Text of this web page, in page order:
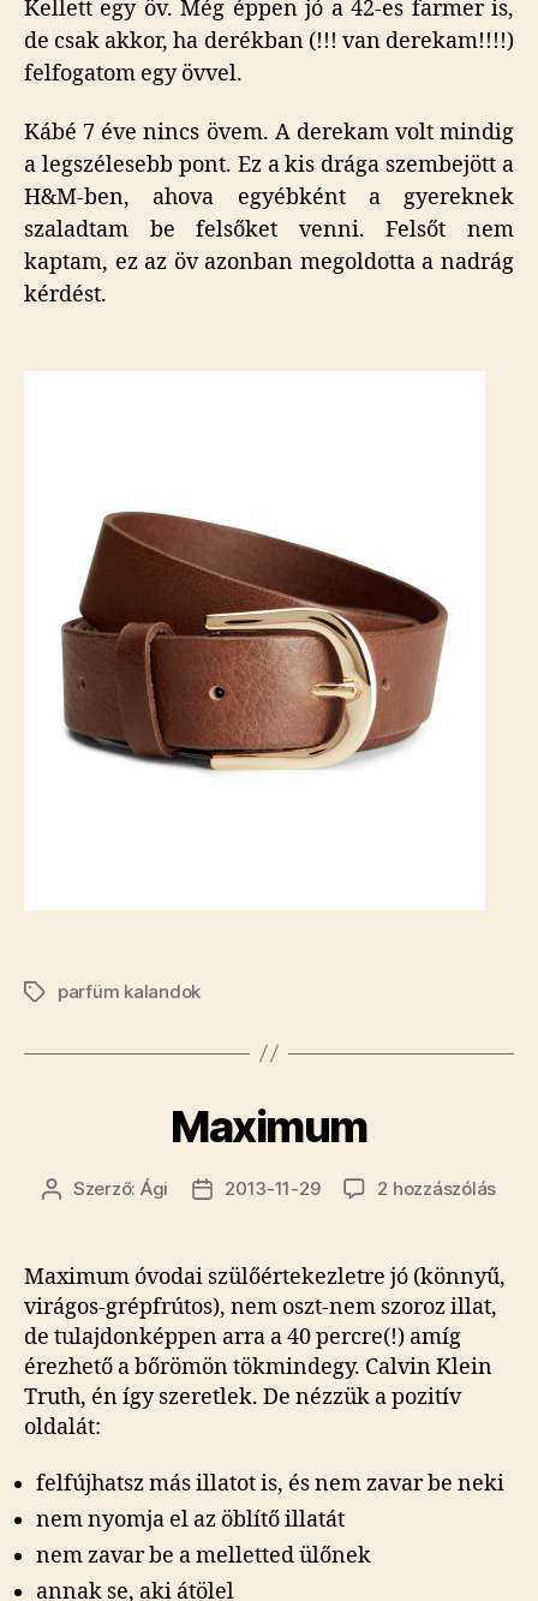
Kellett egy öv. Még éppen jó a 42-es farmer is,
de csak akkor, ha derékban (!!! van derekam!!!!)
felfogatom egy övvel.
Kábé 7 éve nincs övem. A derekam volt mindig
a legszélesebb pont. Ez a kis drága szembejött a
H&M-ben, ahova egyébként a gyereknek
szaladtam be felsőket venni. Felsőt nem
kaptam, ez az öv azonban megoldotta a nadrág
kérdést.
Címkékparfüm kalandok
Maximum
Bejegyzés
Szerző: Ági
Bejegyzés
2013-11-29 2 hozzászólás
Maximum óvodai szülőértekezletre jó (könnyű,
virágos-grépfrútos), nem oszt-nem szoroz illat,
de tulajdonképpen arra a 40 percre(!) amíg
érezhető a bőrömön tökmindegy. Calvin Klein
Truth, én így szeretlek. De nézzük a pozitív
oldalát:
felfújhatsz más illatot is, és nem zavar be neki
nem nyomja el az öblítő illatát
nem zavar be a melletted ülőnek
annak se, aki átölel